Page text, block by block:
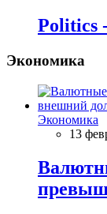
Politics
Экономика
Экономика
13